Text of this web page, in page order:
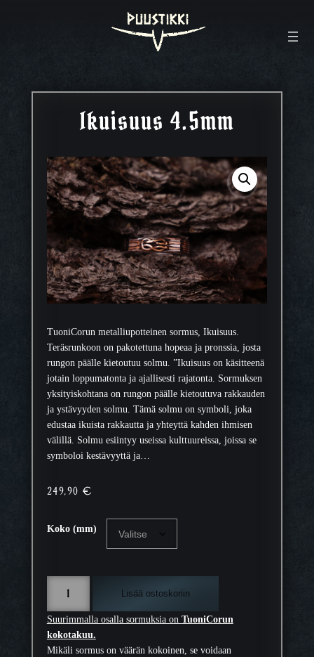
Ikuisuus 4.5mm
TuoniCorun metalliupotteinen sormus, Ikuisuus.
Teräsrunkoon on pakotettuna hopeaa ja pronssia, josta
rungon päälle kietoutuu solmu. ”Ikuisuus on käsitteenä
jotain loppumatonta ja ajallisesti rajatonta. Sormuksen
yksityiskohtana on rungon päälle kietoutuva rakkauden
ja ystävyyden solmu. Tämä solmu on symboli, joka
edustaa ikuista rakkautta ja yhteyttä kahden ihmisen
välillä. Solmu esiintyy useissa kulttuureissa, joissa se
symboloi kestävyyttä ja…
249,90€
Koko (mm)
u
i
s
Lisää ostoskoriin
Suurimmalla osalla sormuksia on TuoniCorun
kokotakuu.
Mikäli sormus on väärän kokoinen, se voidaan